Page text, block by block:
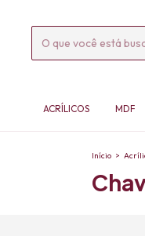
ACRÍLICOS MDF
Início >